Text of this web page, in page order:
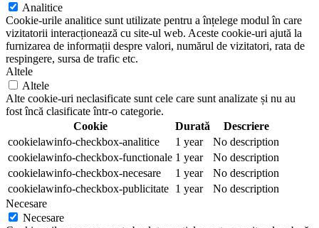
Analitice
Cookie-urile analitice sunt utilizate pentru a înțelege modul în care
vizitatorii interacționează cu site-ul web. Aceste cookie-uri ajută la
furnizarea de informații despre valori, numărul de vizitatori, rata de
respingere, sursa de trafic etc.
Altele
Altele
Alte cookie-uri neclasificate sunt cele care sunt analizate și nu au
fost încă clasificate într-o categorie.
Cookie
Durată
Descriere
cookielawinfo-checkbox-analitice
1 year
No description
cookielawinfo-checkbox-functionale 1 year
No description
cookielawinfo-checkbox-necesare
1 year
No description
cookielawinfo-checkbox-publicitate 1 year
No description
Necesare
Necesare